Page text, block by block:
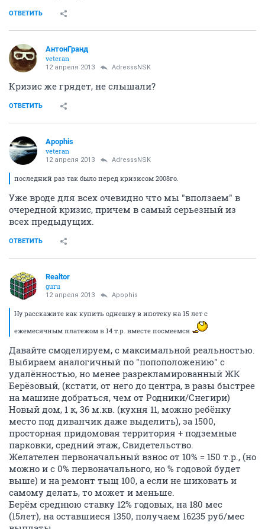
ОТВЕТИТЬ
АнтонГранд
veteran
12 апреля 2013 AdresssNSK
Кризис же грядет, не слышали?
ОТВЕТИТЬ
Apophis
veteran
12 апреля 2013 AdresssNSK
последний раз так было перед кризисом 2008го.
Уже вроде для всех очевидно что мы "вползаем" в
очередной кризис, причем в самый серьезный из
всех предыдущих.
ОТВЕТИТЬ
Realtor
guru
12 апреля 2013 Apophis
Ну расскажите как купить однешку в ипотеку на 15 лет с
ежемесячным платежом в 14 т.р. вместе посмеемся
Давайте смоделируем, с максимальной реальностью.
Выбираем аналогичный по "попоположению" с
удалённостью, но менее разрекламированный ЖК
Берёзовый, (кстати, от него до центра, в разы быстрее
на машине добраться, чем от Родники/Снегири)
Новый дом, 1 к, 36 м.кв. (кухня 11, можно ребёнку
место под диванчик даже выделить), за 1500,
просторная придомовая территория + подземные
парковки, средний этаж, Свидетельство.
Желателен первоначальный взнос от 10% = 150 т.р., (но
можно и с 0% первоначального, но % годовой будет
выше) и на ремонт тыщ 100, а если не шиковать и
самому делать, то может и меньше.
Берём среднюю ставку 12% годовых, на 180 мес
(15лет), на оставшиеся 1350, получаем 16235 руб/мес